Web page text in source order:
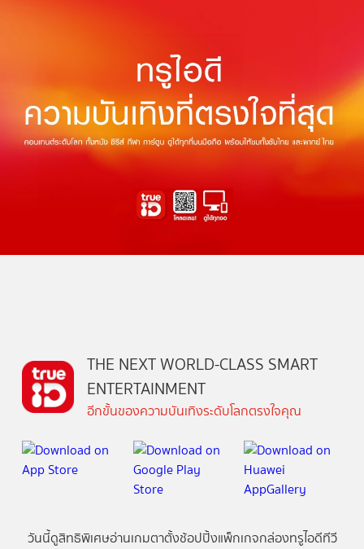
THE NEXT WORLD-CLASS SMART
ENTERTAINMENT
อีกขั้นของความบันเทิงระดับโลกตรงใจคุณ
วันนี้ดูสิทธิพิเศษอ่านเกมตาตั้งช้อปปิ้งแพ็กเกจกล่องทรูไอดีทีวี